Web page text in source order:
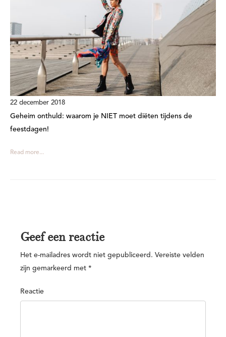
22 december 2018
Geheim onthuld: waarom je NIET moet diëten tijdens de
feestdagen!
Read more...
Geef een reactie
Het e-mailadres wordt niet gepubliceerd. Vereiste velden
zijn gemarkeerd met *
Reactie